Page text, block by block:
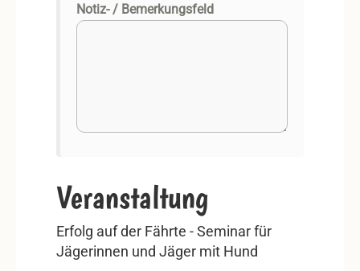
Notiz- / Bemerkungsfeld
Veranstaltung
Erfolg auf der Fährte - Seminar für
Jägerinnen und Jäger mit Hund